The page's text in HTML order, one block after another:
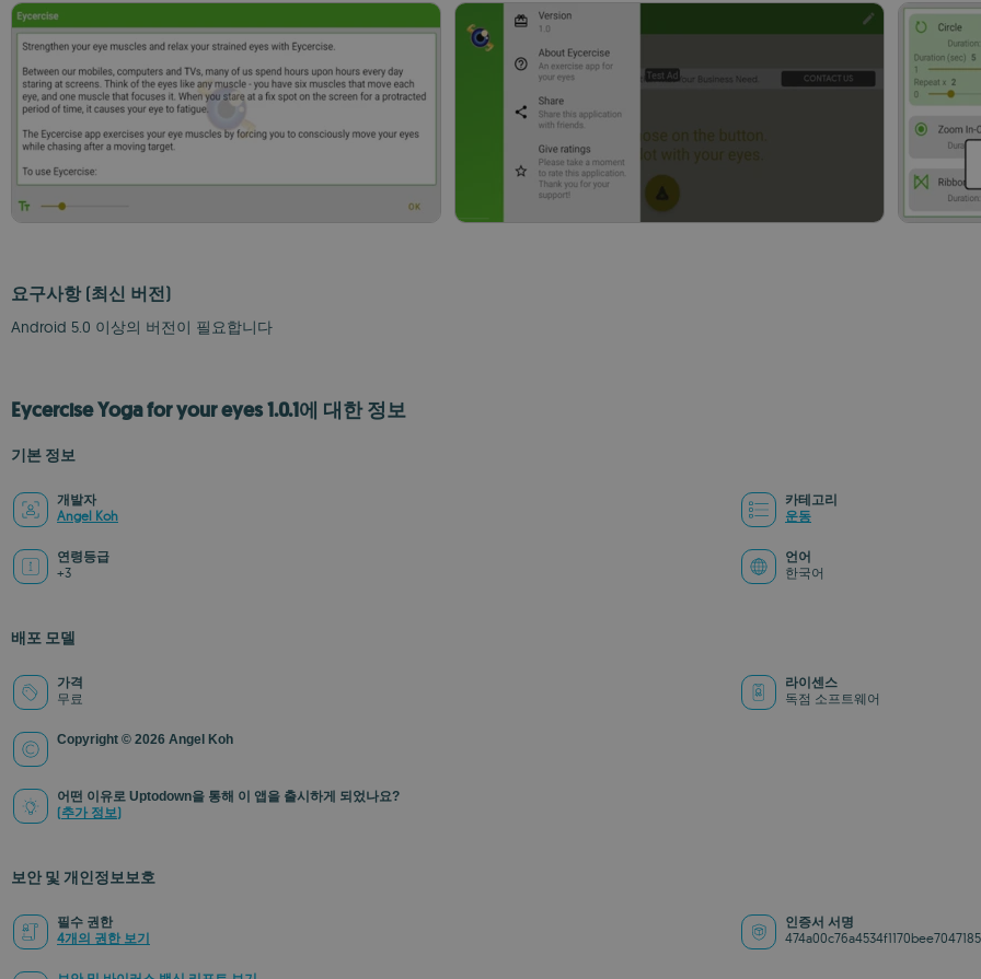
요구사항 (최신 버전)
Android 5.0 이상의 버전이 필요합니다
Eycercise Yoga for your eyes 1.0.1에 대한 정보
기본 정보
개발자
Angel Koh
카테고리
운동
연령등급
+3
언어
한국어
배포 모델
가격
무료
라이센스
독점 소프트웨어
Copyright © 2026 Angel Koh
어떤 이유로 Uptodown을 통해 이 앱을 출시하게 되었나요?
(추가 정보)
보안 및 개인정보보호
필수 권한
4개의 권한 보기
인증서 서명